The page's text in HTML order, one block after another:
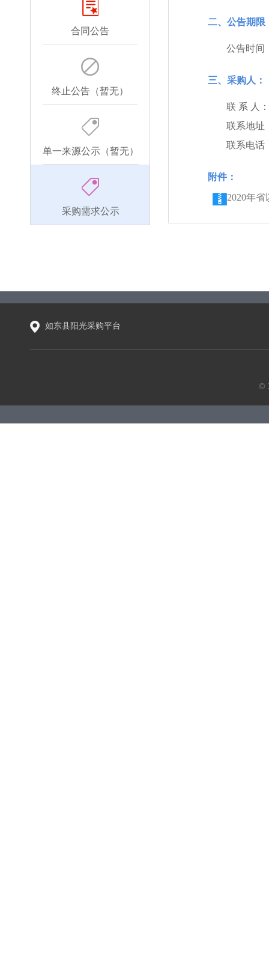
合同公告
终止公告（暂无）
单一来源公示（暂无）
采购需求公示
二、公告期限
公告时间
三、采购人：
联 系 人：
联系地址
联系电话
附件：
2020年
如东县阳光采购平台
©